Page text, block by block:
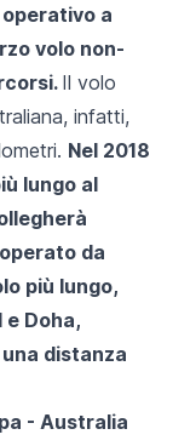
a
volo non-
Il volo
infatti,
Nel 2018
lungo al
da
più lungo,
Doha,
distanza